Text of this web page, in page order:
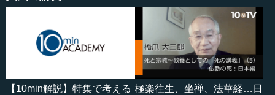
【10min解説】特集で考える 極楽往生、坐禅、法華経…日